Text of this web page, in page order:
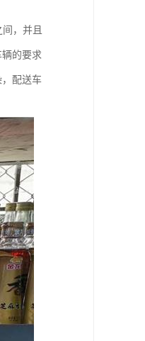
，并且
的要求
配送车